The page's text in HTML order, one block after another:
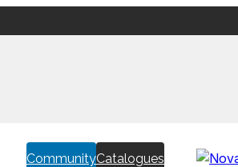
CommunityCatalogues